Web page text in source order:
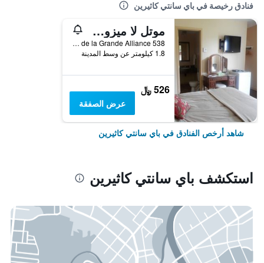
فنادق رخيصة في باي سانتي كاثيرين
موتل لا ميزون دو ترافيه
538 Route de la Grande Alliance, باي سانتي كاثيرين, QC, كندا
1.8 كيلومتر عن وسط المدينة
526 ﷼
عرض الصفقة
شاهد أرخص الفنادق في باي سانتي كاثيرين
استكشف باي سانتي كاثيرين